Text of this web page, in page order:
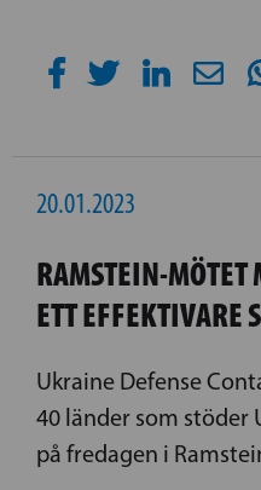
20.01.2023
RAMSTEIN-MÖTET
ETT EFFEKTIVARE
Ukraine Defense
40 länder som stöder
på fredagen i